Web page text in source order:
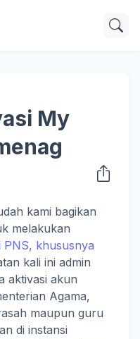
My
kami bagikan
melakukan
PNS, khususnya
kali ini admin
aktivasi akun
Agama,
maupun guru
di instansi